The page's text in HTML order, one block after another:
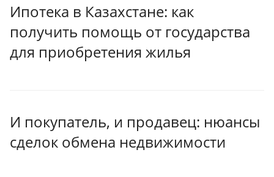
Ипотека в Казахстане: как
получить помощь от государства
для приобретения жилья
И покупатель, и продавец: нюансы
сделок обмена недвижимости